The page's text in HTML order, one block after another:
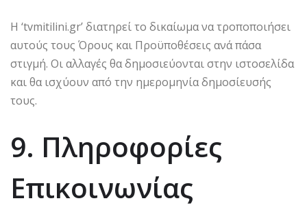
Η ‘tvmitilini.gr’ διατηρεί το δικαίωμα να τροποποιήσει
αυτούς τους Όρους και Προϋποθέσεις ανά πάσα
στιγμή. Οι αλλαγές θα δημοσιεύονται στην ιστοσελίδα
και θα ισχύουν από την ημερομηνία δημοσίευσής
τους.
9. Πληροφορίες
Επικοινωνίας